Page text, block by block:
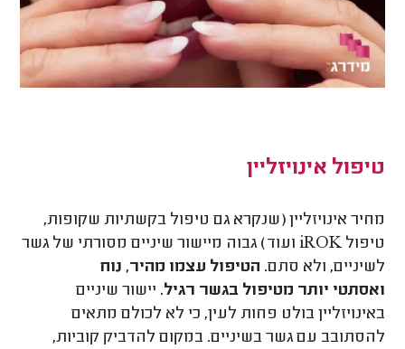
טיפול אינויזליין
מחיר אינויזליין (שנקרא גם טיפול בקשתיות שקופות,
טיפול iROK ועוד) גבוה מיישור שיניים מסורתי של גשר
לשיניים, ולא סתם. הטיפול עצמו מהיר, נוח
ואסתטי יותר מטיפול בגשר רגיל. יישור שיניים
באינויזליין בולט פחות לעין, כי לא לכולם מתאים
להסתובב עם גשר בשיניים. במקום להדביק קוביות,